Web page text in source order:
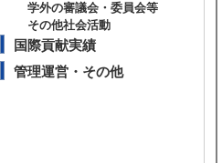
学外の審議会・委員会等
その他社会活動
国際貢献実績
管理運営・その他